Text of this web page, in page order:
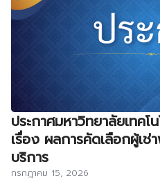
ประกาศมหาวิทยาลัยเทค
เรื่อง ผลการคัดเลือกผู้เช่
บริการ
กรกฎาคม 15, 2026